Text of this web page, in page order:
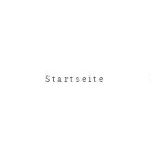
Startseite